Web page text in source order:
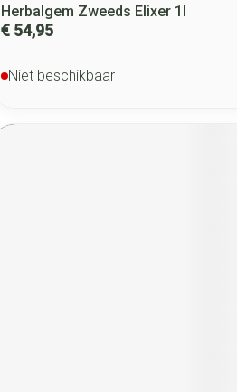
Herbalgem Zweeds Elixer 1l
€ 54,95
Niet beschikbaar